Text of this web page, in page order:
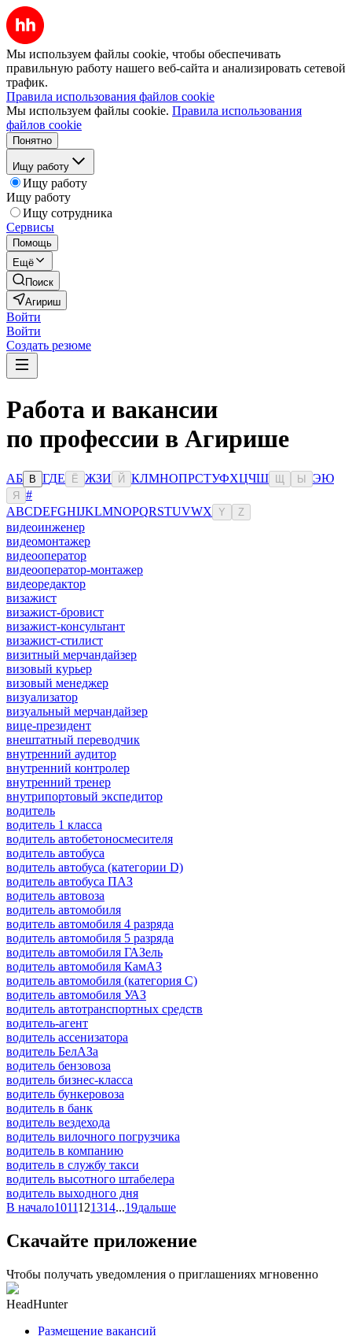
Мы используем файлы cookie, чтобы обеспечивать
правильную работу нашего веб-сайта и анализировать сетевой
трафик.
Правила использования файлов cookie
Мы используем файлы cookie. Правила использования
файлов cookie
Понятно
Ищу работу
Ищу работу
Ищу работу
Ищу сотрудника
Сервисы
Помощь
Ещё
Поиск
Агириш
Войти
Войти
Создать резюме
Работа и вакансии
по профессии в Агирише
АБ В ГДЕ Ё ЖЗИ Й КЛМНОПРСТУФХЦЧШ Ы ЭЮ
Я
#
ABCDEFGHIJKLMNOPQRSTUVWX Y Z
видеоинженер
видеомонтажер
видеооператор
видеооператор-монтажер
видеоредактор
визажист
визажист-бровист
визажист-консультант
визажист-стилист
визитный мерчандайзер
визовый курьер
визовый менеджер
визуализатор
визуальный мерчандайзер
вице-президент
внештатный переводчик
внутренний аудитор
внутренний контролер
внутренний тренер
внутрипортовый экспедитор
водитель
водитель 1 класса
водитель автобетоносмесителя
водитель автобуса
водитель автобуса (категории D)
водитель автобуса ПАЗ
водитель автовоза
водитель автомобиля
водитель автомобиля 4 разряда
водитель автомобиля 5 разряда
водитель автомобиля ГАЗель
водитель автомобиля КамАЗ
водитель автомобиля (категория C)
водитель автомобиля УАЗ
водитель автотранспортных средств
водитель-агент
водитель ассенизатора
водитель БелАЗа
водитель бензовоза
водитель бизнес-класса
водитель бункеровоза
водитель в банк
водитель вездехода
водитель вилочного погрузчика
водитель в компанию
водитель в службу такси
водитель высотного штабелера
водитель выходного дня
В начало1011121314...19дальше
Скачайте приложение
Чтобы получать уведомления о приглашениях мгновенно
HeadHunter
Размещение вакансий